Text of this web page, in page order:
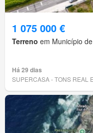
1 075 000 €
Terreno em Município
Há 29 dias
SUPERCASA - TONS REAL